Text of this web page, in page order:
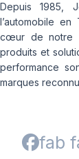
Depuis 1985,
l’automobile
cœur de notre
produits et
performance
marques
fab